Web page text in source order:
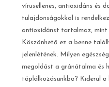
vírusellenes, antioxidáns és
tulajdonságokkal is
antioxidánst tartalmaz, mint
Köszönhető ez a benne
jelenlétének. Milyen
megoldást a gránátalma és
táplálkozásunkba? Kiderül